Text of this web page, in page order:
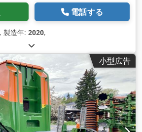
電話する
, 製造年: 2020,
小型広告